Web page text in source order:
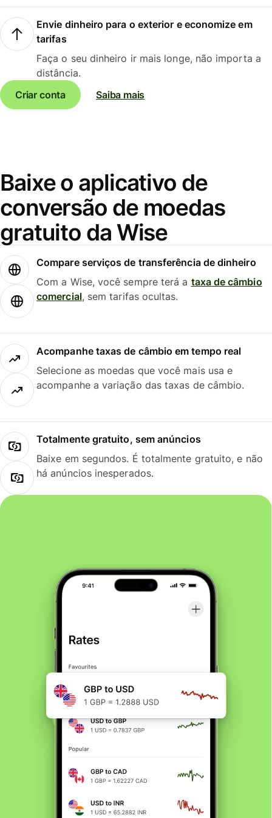
Envie dinheiro para o exterior e economize em
tarifas
Faça o seu dinheiro ir mais longe, não importa a
distância.
Criar conta
Saiba mais
Baixe o aplicativo de
conversão de moedas
gratuito da Wise
Compare serviços de transferência de dinheiro
Com a Wise, você sempre terá a taxa de câmbio
comercial, sem tarifas ocultas.
Acompanhe taxas de câmbio em tempo real
Selecione as moedas que você mais usa e
acompanhe a variação das taxas de câmbio.
Totalmente gratuito, sem anúncios
Baixe em segundos. É totalmente gratuito, e não
há anúncios inesperados.